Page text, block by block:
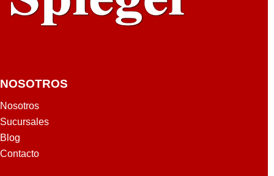
U
U
4
A
P
U
C
U
U
U
NOSOTROS
Nosotros
Sucursales
Blog
Contacto